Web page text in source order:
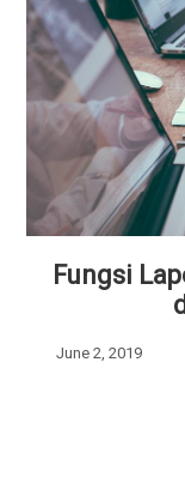
Fungsi
June 2, 2019